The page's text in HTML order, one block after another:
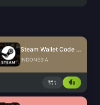
Steam Wallet Code (IDR)
INDONESIA
รีวิว ซื้อ